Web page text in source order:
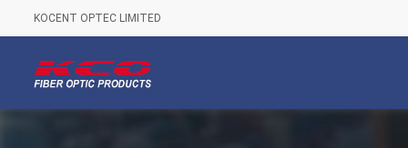
KOCENT OPTEC LIMITED